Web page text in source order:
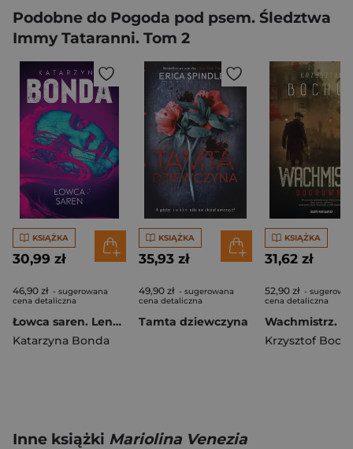
Podobne do Pogoda pod psem. Śledztwa
Immy Tataranni. Tom 2
KSIĄŻKA
30,99 zł
46,90 zł - sugerowana
cena detaliczna
Łowca saren. Lena. Tom 4
Katarzyna Bonda
KSIĄŻKA
35,93 zł
49,90 zł - sugerowana
cena detaliczna
Tamta dziewczyna
KSIĄŻKA
31,62 zł
52,90 zł -
cena detaliczna
Krzysztof
Inne książki Mariolina Venezia